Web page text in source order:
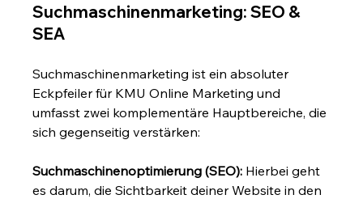
Suchmaschinenmarketing: SEO &
SEA
Suchmaschinenmarketing ist ein absoluter
Eckpfeiler für KMU Online Marketing und
umfasst zwei komplementäre Hauptbereiche, die
sich gegenseitig verstärken:
Suchmaschinenoptimierung (SEO): Hierbei geht
es darum, die Sichtbarkeit deiner Website in den